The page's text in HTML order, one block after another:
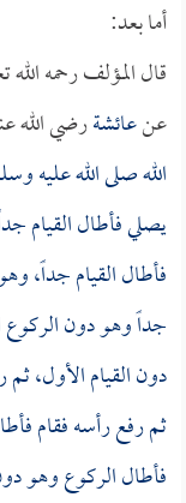
أما بعد:
قال المؤلف رحمه
عنعائشةرضي الله
الله صلى الله عليه
يصلي فأطال القيام
فأطال القيام جداً،
جداً وهو دون الركوع
دون القيام الأول،
ثم رفع رأسه فقام
فأطال الركوع وهو